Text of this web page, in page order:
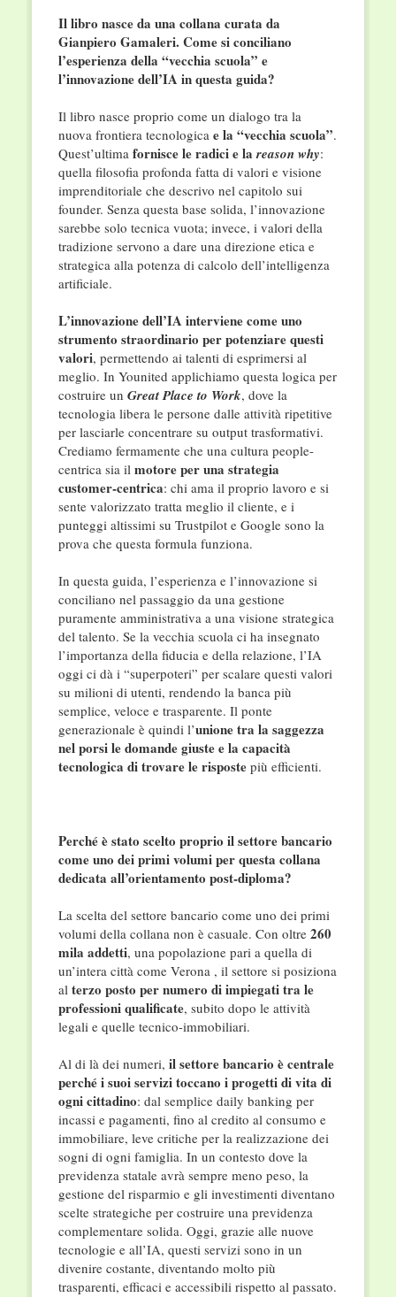
Il libro nasce da una collana curata da
Gianpiero Gamaleri. Come si conciliano
l’esperienza della “vecchia scuola” e
l’innovazione dell’IA in questa guida?
Il libro nasce proprio come un dialogo tra la
nuova frontiera tecnologica e la “vecchia scuola”.
Quest’ultima fornisce le radici e lareason why:
quella filosofia profonda fatta di valori e visione
imprenditoriale che descrivo nel capitolo sui
founder. Senza questa base solida, l’innovazione
sarebbe solo tecnica vuota; invece, i valori della
tradizione servono a dare una direzione etica e
strategica alla potenza di calcolo dell’intelligenza
artificiale.
L’innovazione dell’IA interviene come uno
strumento straordinario per potenziare questi
valori, permettendo ai talenti di esprimersi al
meglio. In Younited applichiamo questa logica per
costruire un Great Place to Work, dove la
tecnologia libera le persone dalle attività ripetitive
per lasciarle concentrare su output trasformativi.
Crediamo fermamente che una cultura people-
centrica sia il motore per una strategia
customer-centrica: chi ama il proprio lavoro e si
sente valorizzato tratta meglio il cliente, e i
punteggi altissimi su Trustpilot e Google sono la
prova che questa formula funziona.
In questa guida, l’esperienza e l’innovazione si
conciliano nel passaggio da una gestione
puramente amministrativa a una visione strategica
del talento. Se la vecchia scuola ci ha insegnato
l’importanza della fiducia e della relazione, l’IA
oggi ci dà i “superpoteri” per scalare questi valori
su milioni di utenti, rendendo la banca più
semplice, veloce e trasparente. Il ponte
generazionale è quindi l’unione tra la saggezza
nel porsi le domande giuste e la capacità
tecnologica di trovare le rispostepiù efficienti.
Perché è stato scelto proprio il settore bancario
come uno dei primi volumi per questa collana
dedicata all’orientamento post-diploma?
La scelta del settore bancario come uno dei primi
volumi della collana non è casuale. Con oltre 260
mila addetti, una popolazione pari a quella di
un’intera città come Verona , il settore si posiziona
al terzo posto per numero di impiegati tra le
professioni qualificate, subito dopo le attività
legali e quelle tecnico-immobiliari.
Al di là dei numeri, il settore bancario è centrale
perché i suoi servizi toccano i progetti di vita di
ogni cittadino: dal semplice daily banking per
incassi e pagamenti, fino al credito al consumo e
immobiliare, leve critiche per la realizzazione dei
sogni di ogni famiglia. In un contesto dove la
previdenza statale avrà sempre meno peso, la
gestione del risparmio e gli investimenti diventano
scelte strategiche per costruire una previdenza
complementare solida. Oggi, grazie alle nuove
tecnologie e all’IA, questi servizi sono in un
divenire costante, diventando molto più
trasparenti, efficaci e accessibili rispetto al passato.